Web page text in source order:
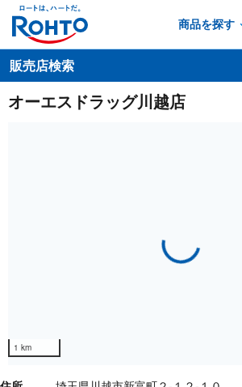
商品を探す
販売店検索
オーエスドラッグ川越店
Loading...
1 km